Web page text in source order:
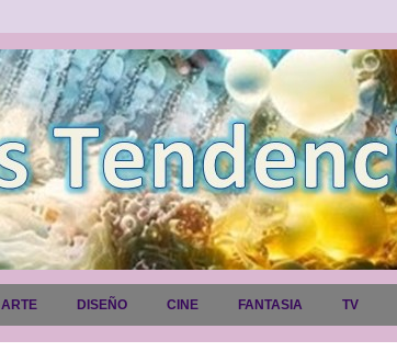
ARTE DISEÑO CINE FANTASIA TV